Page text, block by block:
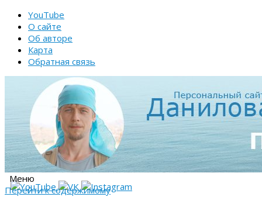
YouTube
О сайте
Об авторе
Карта
Обратная связь
Меню
Перейти к содержимому